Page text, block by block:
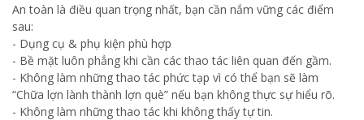
An toàn là điều quan trọng nhất, bạn cần nắm vững các điểm
sau:
- Dụng cụ & phụ kiện phù hợp
- Bề mặt luôn phẳng khi cần các thao tác liên quan đến gầm.
- Không làm những thao tác phức tạp vì có thể bạn sẽ làm
“Chữa lợn lành thành lợn què” nếu bạn không thực sự hiểu rõ.
- Không làm những thao tác khi không thấy tự tin.